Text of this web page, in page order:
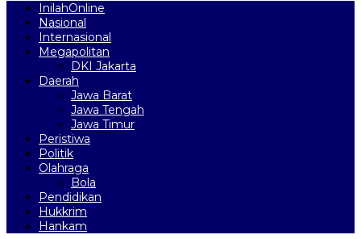
InilahOnline
Nasional
Internasional
Megapolitan
DKI Jakarta
Daerah
Jawa Barat
Jawa Tengah
Jawa Timur
Peristiwa
Politik
Olahraga
Bola
Pendidikan
Hukkrim
Hankam